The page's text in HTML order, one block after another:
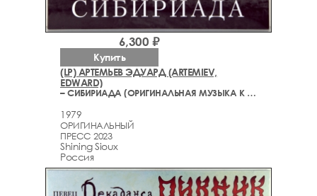
(LP) АРТЕМЬЕВ ЭДУАРД (ARTEMIEV,
EDWARD)
– СИБИРИАДА (ОРИГИНАЛЬНАЯ МУЗЫКА К ФИЛЬМУ)
1979
ОРИГИНАЛЬНЫЙ
ПРЕСС 2023
Shining Sioux
Россия
6,300 ₽
Купить